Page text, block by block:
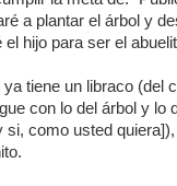
a plantar el árbol y
el hijo para ser el
ya tiene un libraco (del
con lo del árbol y lo
si, como usted